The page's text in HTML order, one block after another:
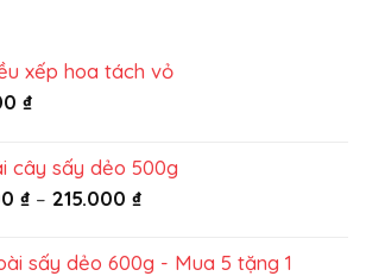
từ
Công
từ
King
Food
xếp hoa tách vỏ
₫
cây sấy dẻo 500g
₫ – 215.000 ₫Khoảng
sấy dẻo 600g - Mua 5 tặng 1